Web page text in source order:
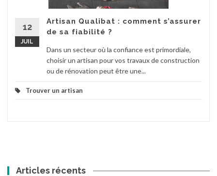
12
JUIL
Artisan Qualibat : comment s’assurer
de sa fiabilité ?
Dans un secteur où la confiance est primordiale,
choisir un artisan pour vos travaux de construction
ou de rénovation peut être une...
Trouver un artisan
Articles récents